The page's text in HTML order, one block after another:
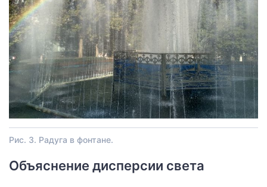
Рис. 3. Радуга в фонтане.
Объяснение дисперсии света